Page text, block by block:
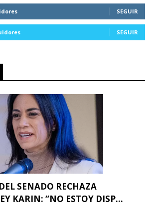
SEGUIR
SEGUIR
SENADO RECHAZA
KARIN: “NO ESTOY DISP...